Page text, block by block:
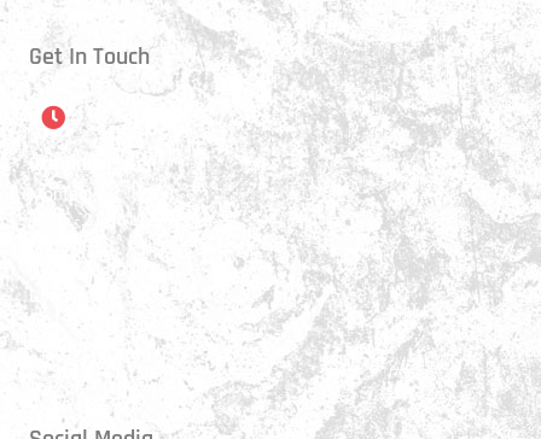
Get In Touch
Öffnungszeiten
Montag:
17:15 - 21:00 Uhr
Mittwoch:
17:30 - 21:00 Uhr
Donnerstag:
17:15 - 18:45 Uhr
17:30 - 21:00 Uhr